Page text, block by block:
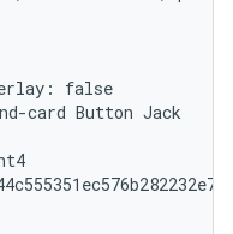
false
card Button Jack